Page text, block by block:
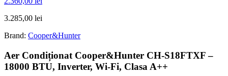
3.285,00 lei
Brand: Cooper&Hunter
Aer Condiționat Cooper&Hunter CH-S18FTXF –
18000 BTU, Inverter, Wi-Fi, Clasa A++